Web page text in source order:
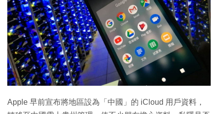
Apple 早前宣布將地區設為「中國」的 iCloud 用戶資料，